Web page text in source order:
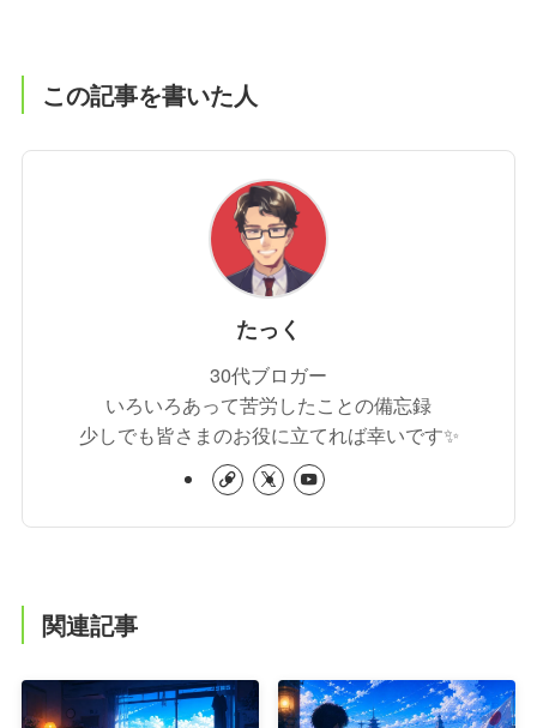
この記事を書いた人
たっく
30代ブロガー
いろいろあって苦労したことの備忘録
少しでも皆さまのお役に立てれば幸いです✨
関連記事